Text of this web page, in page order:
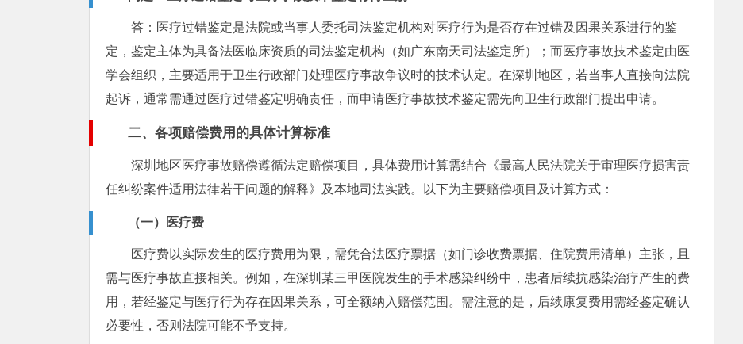
答：医疗过错鉴定是法院或当事人委托司法鉴定机构对医疗行为是否存在过错及因果关系进行的鉴
定，鉴定主体为具备法医临床资质的司法鉴定机构（如广东南天司法鉴定所）；而医疗事故技术鉴定由医
学会组织，主要适用于卫生行政部门处理医疗事故争议时的技术认定。在深圳地区，若当事人直接向法院
起诉，通常需通过医疗过错鉴定明确责任，而申请医疗事故技术鉴定需先向卫生行政部门提出申请。
二、各项赔偿费用的具体计算标准
深圳地区医疗事故赔偿遵循法定赔偿项目，具体费用计算需结合《最高人民法院关于审理医疗损害责
任纠纷案件适用法律若干问题的解释》及本地司法实践。以下为主要赔偿项目及计算方式：
（一）医疗费
医疗费以实际发生的医疗费用为限，需凭合法医疗票据（如门诊收费票据、住院费用清单）主张，且
需与医疗事故直接相关。例如，在深圳某三甲医院发生的手术感染纠纷中，患者后续抗感染治疗产生的费
用，若经鉴定与医疗行为存在因果关系，可全额纳入赔偿范围。需注意的是，后续康复费用需经鉴定确认
必要性，否则法院可能不予支持。